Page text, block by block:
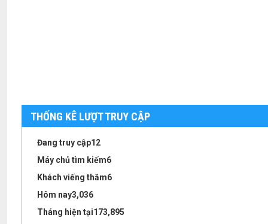
THỐNG KÊ LƯỢT TRUY CẬP
Đang truy cập12
Máy chủ tìm kiếm6
Khách viếng thăm6
Hôm nay3,036
Tháng hiện tại173,895